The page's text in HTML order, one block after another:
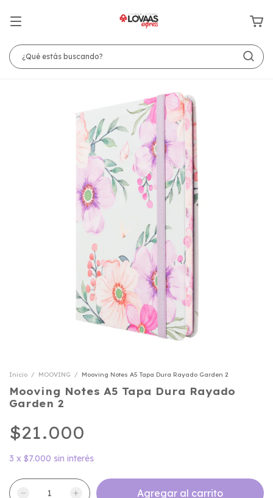
Inicio / MOOVING / Mooving Notes A5 Tapa Dura Rayado Garden 2
Mooving Notes A5 Tapa Dura Rayado
Garden 2
$21.000
3 x $7.000 sin interés